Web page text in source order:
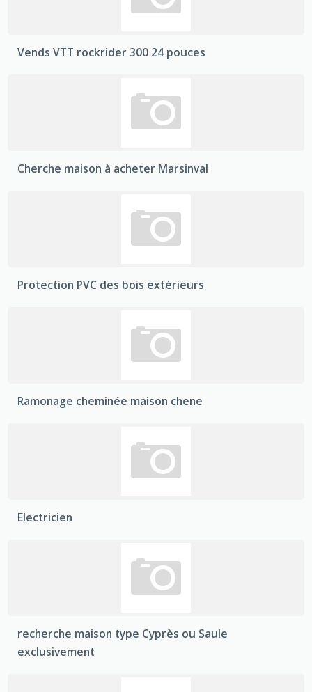
Vends VTT rockrider 300 24 pouces
Cherche maison à acheter Marsinval
Protection PVC des bois extérieurs
Ramonage cheminée maison chene
Electricien
recherche maison type Cyprès ou Saule
exclusivement